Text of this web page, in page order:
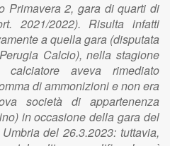
Primavera 2, gara di quarti di
2021/2022). Risulta infatti
a quella gara (disputata
Calcio), nella stagione
aveva rimediato
di ammonizioni e non era
società di appartenenza
in occasione della gara del
del 26.3.2023: tuttavia,